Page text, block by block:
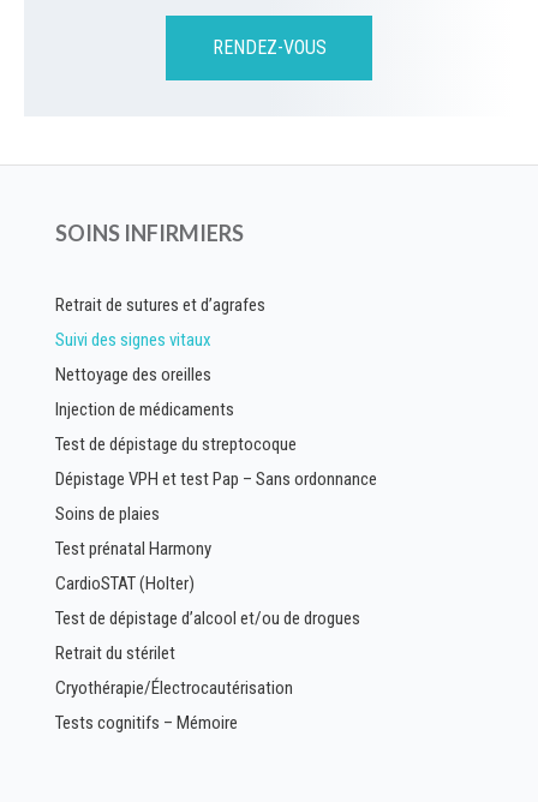
RENDEZ-VOUS
SOINS INFIRMIERS
Retrait de sutures et d’agrafes
Suivi des signes vitaux
Nettoyage des oreilles
Injection de médicaments
Test de dépistage du streptocoque
Dépistage VPH et test Pap – Sans ordonnance
Soins de plaies
Test prénatal Harmony
CardioSTAT (Holter)
Test de dépistage d’alcool et/ou de drogues
Retrait du stérilet
Cryothérapie/Électrocautérisation
Tests cognitifs – Mémoire